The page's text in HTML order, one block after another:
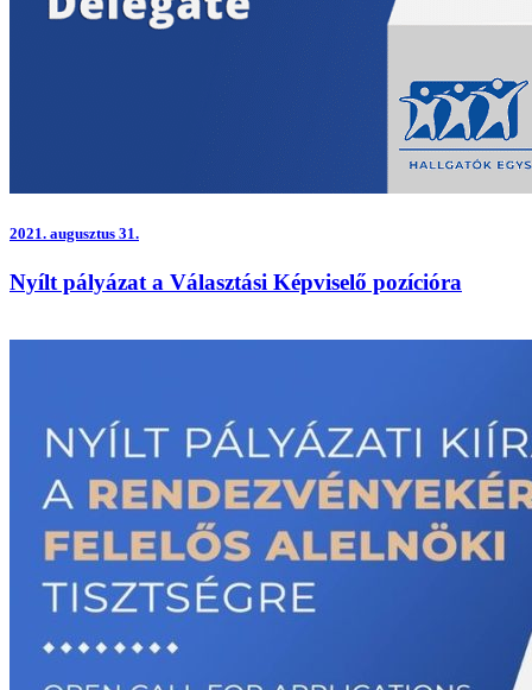
2021. augusztus 31.
Nyílt pályázat a Választási Képviselő pozícióra